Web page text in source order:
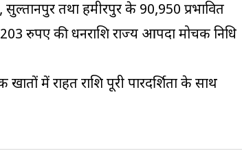
सुल्तानपुर तथा हमीरपुर के 90,950 प्रभावित
रुपए की धनराशि राज्य आपदा मोचक निधि
में राहत राशि पूरी पारदर्शिता के साथ